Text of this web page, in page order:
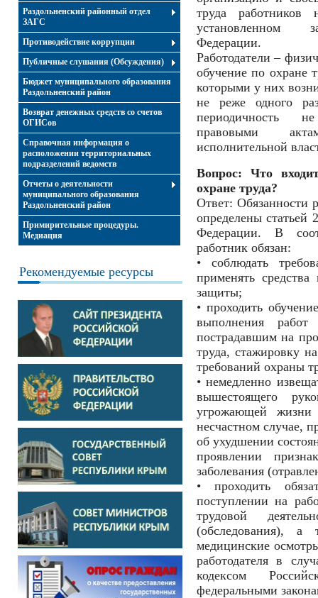
Раздольненский районный отдел
ЗАГС
Противодействие коррупции
Публичные слушания (Обсуждения)
Бюджет муниципального образования
Раздольненский район
Возврат денежных средств со счетов
ОГИСов
Справочная информация о
расположении территориальных
подразделений ведомств
Отчеты о деятельности
муниципального образования
Раздольненский район
Примирительные процедуры.
Медиация
Рекомендуемые ресурсы
труда работников
установленном
Федерации.
Работодатели –
обучение по охране
которыми у них
не реже одного
периодичность
правовыми
исполнительной
Вопрос: Что
охране труда?
Ответ: Обязанности
определены статьей
Федерации. В
работник обязан:
• соблюдать
применять
защиты;
• проходить
выполнения
пострадавшим на
труда, стажировку
требований охраны
• немедленно
вышестоящего
угрожающей
несчастном случае,
об ухудшении
проявлении
заболевания
• проходить
поступлении на
трудовой
(обследования), а
медицинские
работодателя в
кодексом
федеральными